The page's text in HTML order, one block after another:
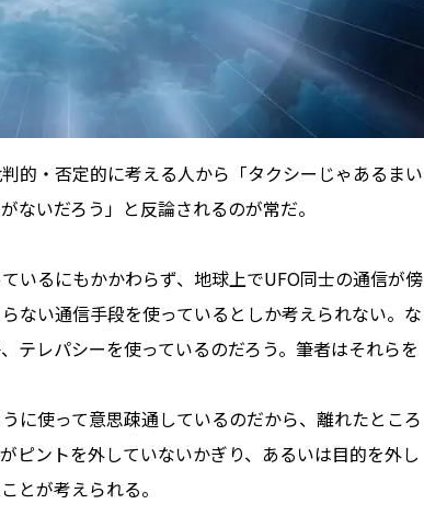
的・否定的に考える人から「タクシーじゃあるまい
ないだろう」と反論されるのが常だ。
いるにもかかわらず、地球上でUFO同士の通信が傍
ない通信手段を使っているとしか考えられない。な
テレパシーを使っているのだろう。筆者はそれらを
に使って意思疎通しているのだから、離れたところ
ピントを外していないかぎり、あるいは目的を外し
とが考えられる。